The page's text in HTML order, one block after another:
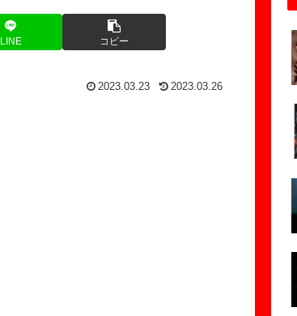
LINE コピー
2023.03.23 2023.03.26